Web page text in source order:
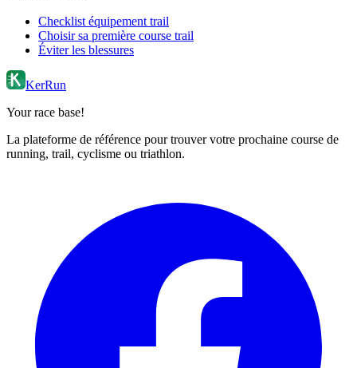
Checklist équipement trail
Choisir sa première course trail
Éviter les blessures
KerRun
Your race base!
La plateforme de référence pour trouver votre prochaine course de
running, trail, cyclisme ou triathlon.